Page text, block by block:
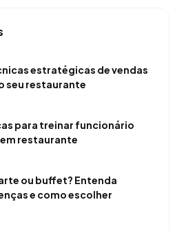
estratégicas de vendas
seu restaurante
para treinar funcionário
restaurante
ou buffet? Entenda
e como escolher